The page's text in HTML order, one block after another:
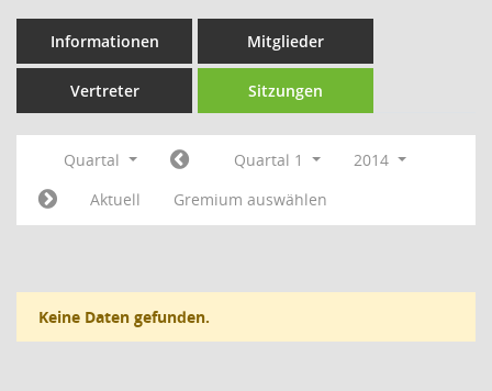
Informationen Mitglieder
Vertreter Sitzungen
Quartal Quartal 1
2014
Aktuell
Gremium auswählen
Keine Daten gefunden.